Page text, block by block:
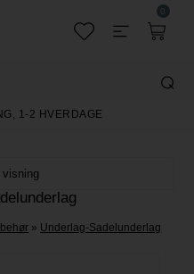
0
V/KØB OVER 699,-
visning
» Underlag-Sadelunderlag